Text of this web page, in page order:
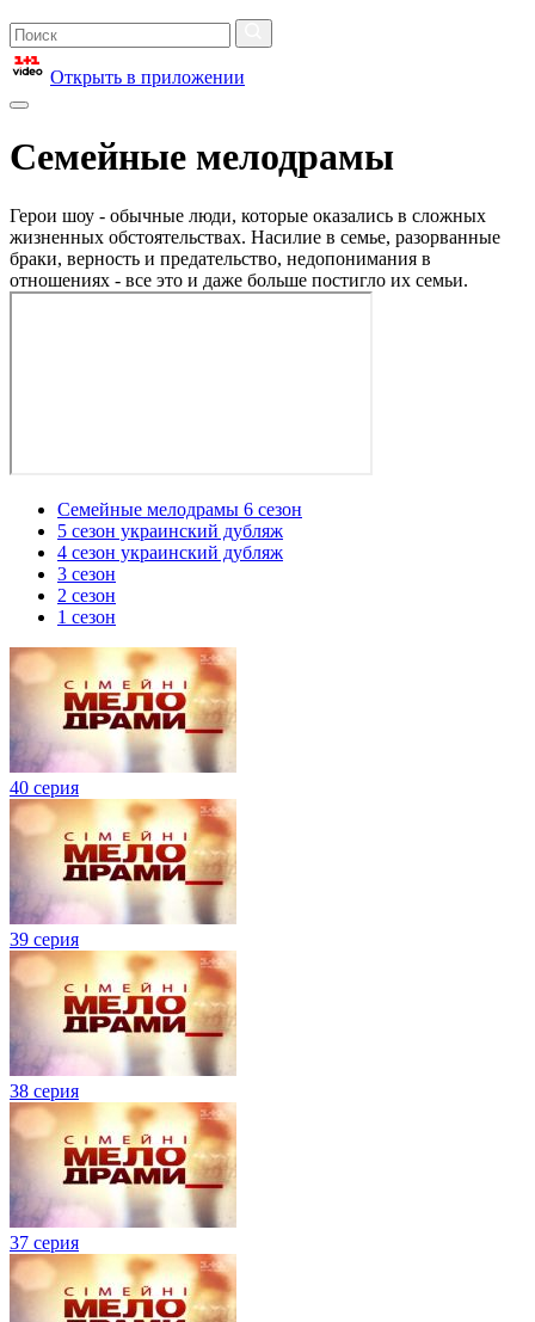
Открыть в приложении
Семейные мелодрамы
Герои шоу - обычные люди, которые оказались в сложных
жизненных обстоятельствах. Насилие в семье, разорванные
браки, верность и предательство, недопонимания в
отношениях - все это и даже больше постигло их семьи.
Семейные мелодрамы 6 сезон
5 сезон украинский дубляж
4 сезон украинский дубляж
3 сезон
2 сезон
1 сезон
40 серия
39 серия
38 серия
37 серия